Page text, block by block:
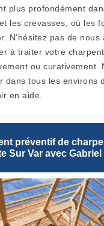
plus profondément
les crevasses, où les
N’hésitez pas de nous
à traiter votre
ou curativement.
dans tous les environs
en aide.
préventif de
Sur Var avec